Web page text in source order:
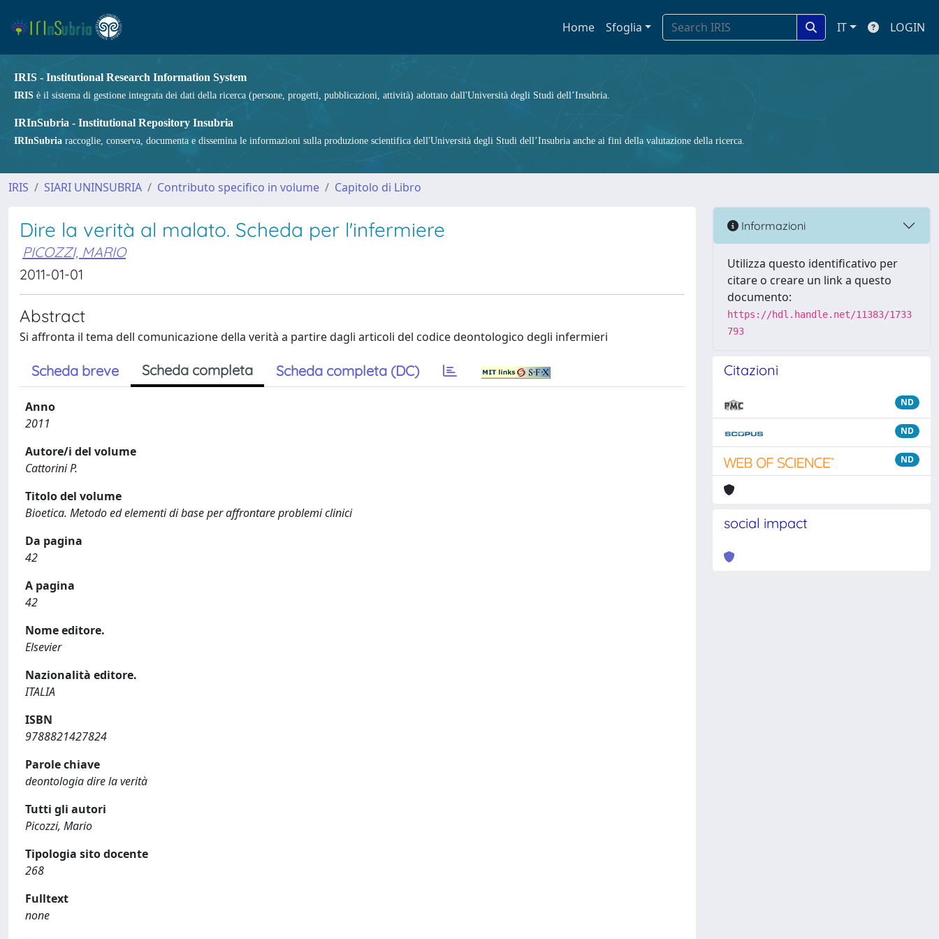
Home Sfoglia IT LOGIN
IRIS - Institutional Research Information System
IRIS è il sistema di gestione integrata dei dati della ricerca (persone, progetti, pubblicazioni, attività) adottato dall'Università degli Studi dell’Insubria.
IRInSubria - Institutional Repository Insubria
IRInSubria raccoglie, conserva, documenta e dissemina le informazioni sulla produzione scientifica dell'Università degli Studi dell’Insubria anche ai fini della valutazione della ricerca.
IRIS SIARI UNINSUBRIA Contributo specifico in volume Capitolo di Libro
Dire la verità al malato. Scheda per l'infermiere
PICOZZI, MARIO
2011-01-01
Abstract
Si affronta il tema dell comunicazione della verità a partire dagli articoli del codice deontologico degli infermieri
Scheda breve Scheda completa Scheda completa (DC)
Anno
2011
Autore/i del volume
Cattorini P.
Titolo del volume
Bioetica. Metodo ed elementi di base per affrontare problemi clinici
Da pagina
42
A pagina
42
Nome editore.
Elsevier
Nazionalità editore.
ITALIA
ISBN
9788821427824
Parole chiave
deontologia dire la verità
Tutti gli autori
Picozzi, Mario
Tipologia sito docente
268
Fulltext
none
Informazioni
Utilizza questo identificativo per
citare o creare un link a questo
documento:
https://hdl.handle.net/11383/1733
793
Citazioni
ND
ND
ND
social impact